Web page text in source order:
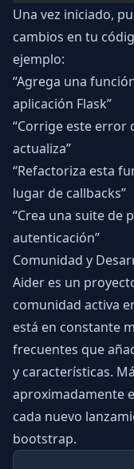
Una vez iniciado,
cambios en tu
ejemplo:
“Agrega una
aplicación Flask”
“Corrige este error
actualiza”
“Refactoriza esta
lugar de callbacks”
“Crea una suite de
autenticación”
Comunidad y
Aider es un
comunidad activa
está en constante
frecuentes que
y características.
aproximadamente
cada nuevo
bootstrap.